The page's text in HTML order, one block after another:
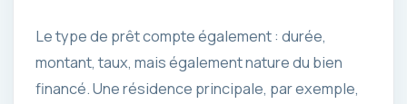
Le type de prêt compte également : durée,
montant, taux, mais également nature du bien
financé. Une résidence principale, par exemple,